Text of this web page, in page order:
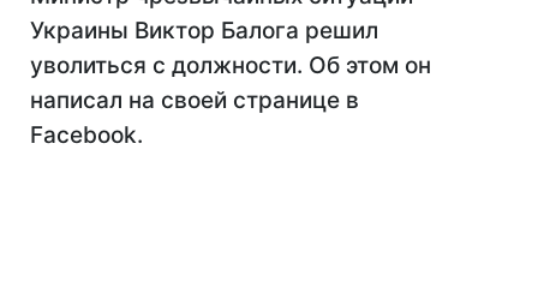
Украины Виктор Балога решил
уволиться с должности. Об этом он
написал на своей странице в
Facebook.